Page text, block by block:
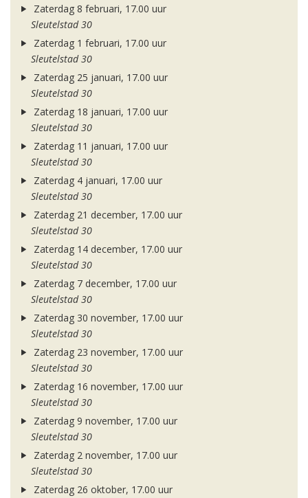
Zaterdag 8 februari, 17.00 uur
Sleutelstad 30
Zaterdag 1 februari, 17.00 uur
Sleutelstad 30
Zaterdag 25 januari, 17.00 uur
Sleutelstad 30
Zaterdag 18 januari, 17.00 uur
Sleutelstad 30
Zaterdag 11 januari, 17.00 uur
Sleutelstad 30
Zaterdag 4 januari, 17.00 uur
Sleutelstad 30
Zaterdag 21 december, 17.00 uur
Sleutelstad 30
Zaterdag 14 december, 17.00 uur
Sleutelstad 30
Zaterdag 7 december, 17.00 uur
Sleutelstad 30
Zaterdag 30 november, 17.00 uur
Sleutelstad 30
Zaterdag 23 november, 17.00 uur
Sleutelstad 30
Zaterdag 16 november, 17.00 uur
Sleutelstad 30
Zaterdag 9 november, 17.00 uur
Sleutelstad 30
Zaterdag 2 november, 17.00 uur
Sleutelstad 30
Zaterdag 26 oktober, 17.00 uur